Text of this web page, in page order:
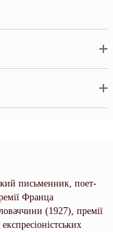
письменник, поет-
Франца
(1927), премії